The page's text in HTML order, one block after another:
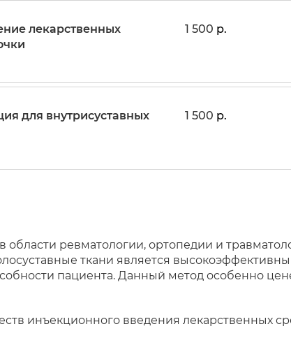
лекарственных
1 500 р.
для внутрисуставных
1 500 р.
ревматологии, ортопедии и
ткани является
пациента. Данный метод особенно
инъекционного введения лекарственных